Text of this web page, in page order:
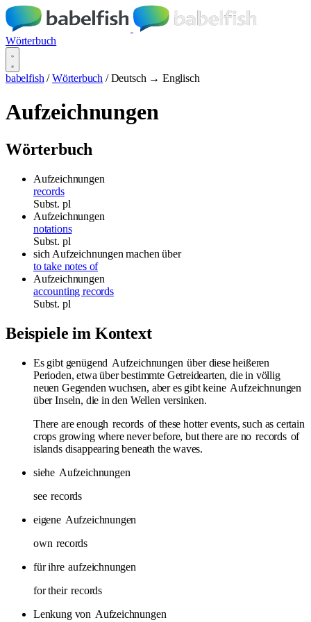
Wörterbuch
babelfish / Wörterbuch / Deutsch → Englisch
Aufzeichnungen
Wörterbuch
Aufzeichnungen
records
Subst. pl
Aufzeichnungen
notations
Subst. pl
sich Aufzeichnungen machen über
to take notes of
Aufzeichnungen
accounting records
Subst. pl
Beispiele im Kontext
Es gibt genügend Aufzeichnungen über diese heißeren
Perioden, etwa über bestimmte Getreidearten, die in völlig
neuen Gegenden wuchsen, aber es gibt keine Aufzeichnungen
über Inseln, die in den Wellen versinken.
There are enough records of these hotter events, such as certain
crops growing where never before, but there are no records of
islands disappearing beneath the waves.
siehe Aufzeichnungen
see records
eigene Aufzeichnungen
own records
für ihre aufzeichnungen
for their records
Lenkung von Aufzeichnungen